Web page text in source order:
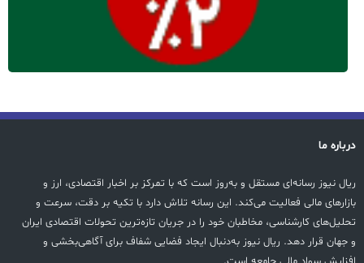
درباره ما
ریال نیوز رسانه‌ای مستقل و به‌روز است که با تمرکز بر اخبار اقتصادی، ارز و
بازارهای مالی فعالیت می‌کند. این رسانه تلاش دارد با تکیه بر دقت، سرعت و
تحلیل‌های کارشناسی، مخاطبان خود را در جریان تازه‌ترین تحولات اقتصادی ایران
و جهان قرار دهد. ریال نیوز به‌دنبال ایجاد فضایی شفاف برای آگاهی‌بخشی و